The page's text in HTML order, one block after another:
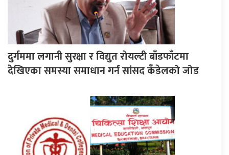
दुर्गममा लगानी सुरक्षा र विद्युत रोयल्टी बाँडफाँटमा
देखिएका समस्या समाधान गर्न सांसद कँडेलको जोड